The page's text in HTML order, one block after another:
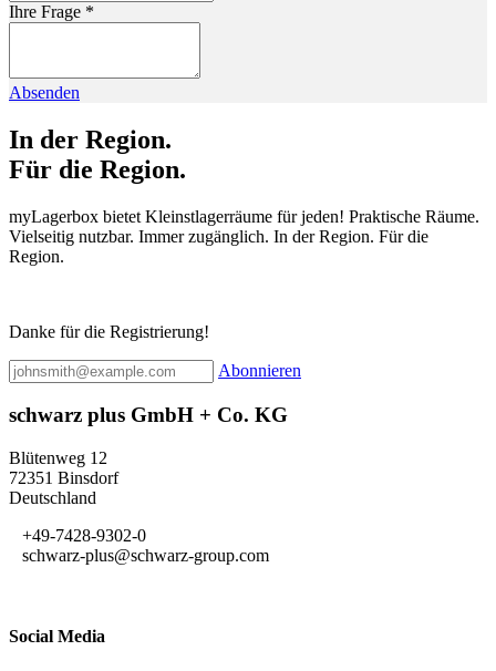
Ihre Frage *
Absenden
In der Region.
Für die Region.
myLagerbox bietet Kleinstlagerräume für jeden! Praktische Räume.
Vielseitig nutzbar. Immer zugänglich. In der Region. Für die
Region.
Danke für die Registrierung!
Abonnieren
schwarz plus GmbH + Co. KG
Blütenweg 12
72351 Binsdorf
Deutschland
+49-7428-9302-0
schwarz-plus@schwarz-group.com
Social Media